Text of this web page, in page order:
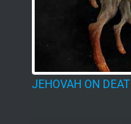
JEHOVAH ON